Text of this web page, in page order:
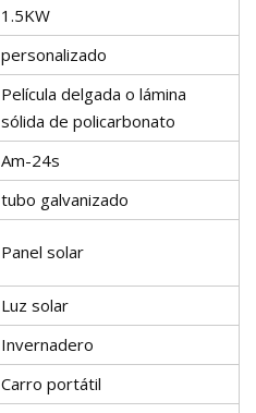
1.5KW
personalizado
Película delgada o lámina
sólida de policarbonato
Am-24s
tubo galvanizado
Panel solar
Luz solar
Invernadero
Carro portátil